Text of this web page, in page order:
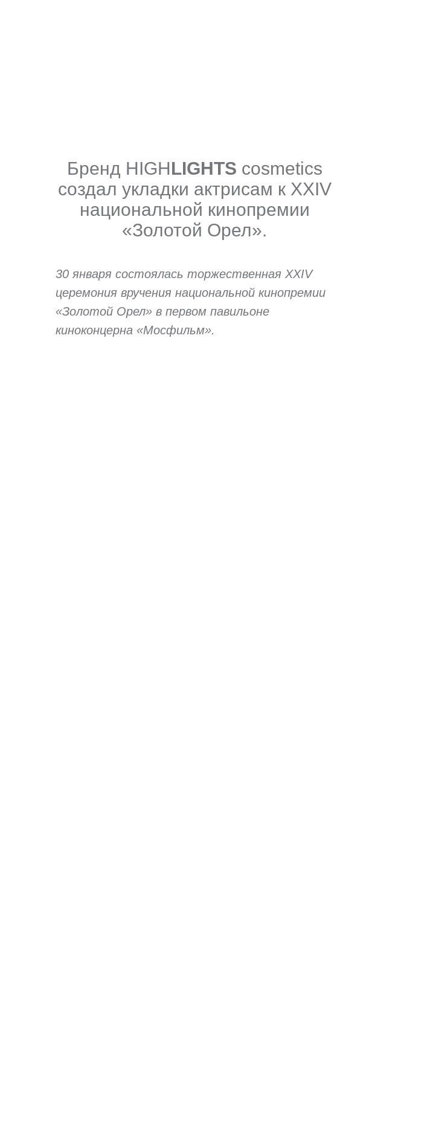
Бренд HIGHLIGHTS cosmetics
создал укладки актрисам к XXIV
национальной кинопремии
«Золотой Орел».
30 января состоялась торжественная XXIV
церемония вручения национальной кинопремии
«Золотой Орел» в первом павильоне
киноконцерна «Мосфильм».